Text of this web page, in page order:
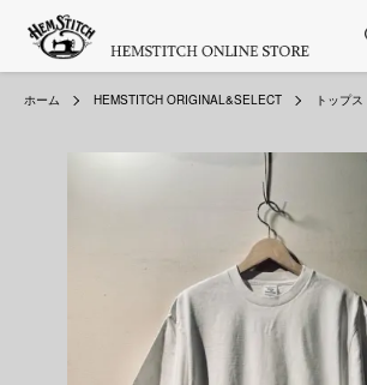
ホーム HEMSTITCH ORIGINAL&SELECT トップス